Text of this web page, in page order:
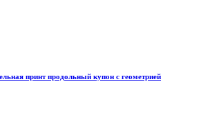
принт продольный купон с геометрией